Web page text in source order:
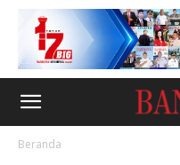
Beranda